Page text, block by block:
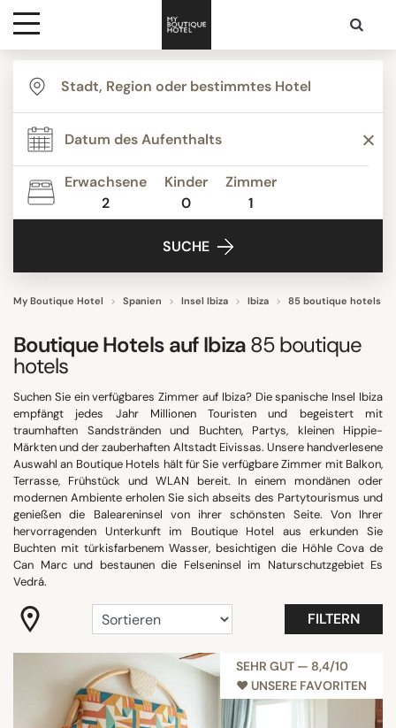
Ziele
Hotelarten
Kontakt
Erwachsene
2
Kinder
0
Zimmer
1
SUCHE
My Boutique Hotel Spanien Insel Ibiza Ibiza 85 boutique hotels
Boutique Hotels auf Ibiza85boutique
hotels
Suchen Sie ein verfügbares Zimmer auf Ibiza? Die spanische Insel Ibiza
empfängt jedes Jahr Millionen Touristen und begeistert mit
traumhaften Sandstränden und Buchten, Partys, kleinen Hippie-
Märkten und der zauberhaften Altstadt Eivissas. Unsere handverlesene
Auswahl an Boutique Hotels hält für Sie verfügbare Zimmer mit Balkon,
Terrasse, Frühstück und WLAN bereit. In einem mondänen oder
modernen Ambiente erholen Sie sich abseits des Partytourismus und
genießen die Baleareninsel von ihrer schönsten Seite. Von Ihrer
hervorragenden Unterkunft im Boutique Hotel aus erkunden Sie
Buchten mit türkisfarbenem Wasser, besichtigen die Höhle Cova de
Can Marc und bestaunen die Felseninsel im Naturschutzgebiet Es
Vedrá.
FILTERN
THEMEN
Agrotourismus
Bed & Breakfast
Boutique Hotels
Budget Hotels
Familienurlaubsorte
Ferienhäuser
UNTERKUNFTSTYP
"Coup de Coeur"
Best Ibiza 2025
Bohème
Millennials
Nur für Erwachsene
Romantisch
Strandnah
HOTELAUSSTATTUNG
Balkon
Besprechungsraum
SEHR GUT — 8,4/10
♥︎ UNSERE FAVORITEN